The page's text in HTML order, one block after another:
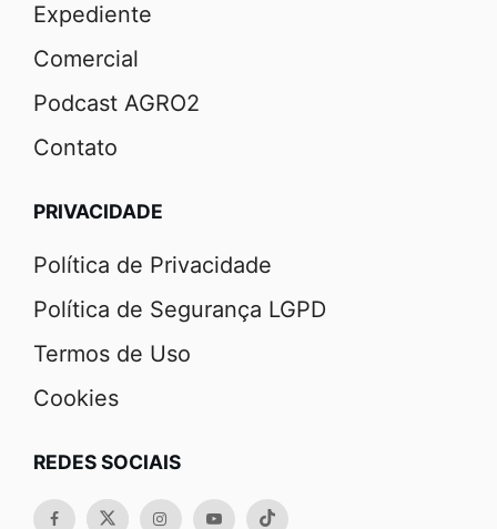
Expediente
Comercial
Podcast AGRO2
Contato
PRIVACIDADE
Política de Privacidade
Política de Segurança LGPD
Termos de Uso
Cookies
REDES SOCIAIS